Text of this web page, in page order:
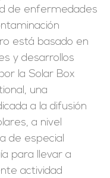
de enfermedades
está basado en
y desarrollos
la Solar Box
una
a la difusión
a nivel
de especial
para llevar a
actividad